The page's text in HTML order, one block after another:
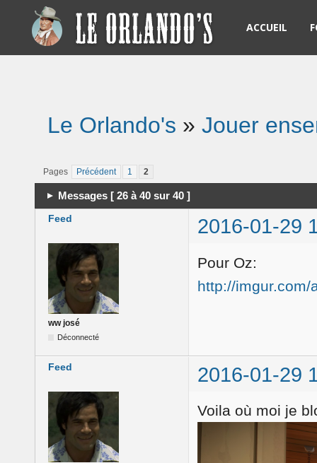
ACCUEIL
Le Orlando's »Jouer
Pages Précédent 1 2
Messages [ 26 à 40 sur 40 ]
Feed 2016-01-29
ww josé
Déconnecté
Pour Oz:
http://imgur.com/
Feed 2016-01-29
Voila où moi je